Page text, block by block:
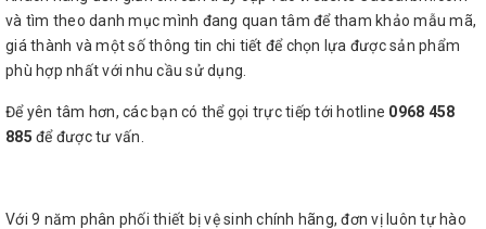
và tìm theo danh mục mình đang quan tâm để tham khảo mẫu mã,
giá thành và một số thông tin chi tiết để chọn lựa được sản phẩm
phù hợp nhất với nhu cầu sử dụng.
Để yên tâm hơn, các bạn có thể gọi trực tiếp tới hotline 0968 458
885 để được tư vấn.
Với 9 năm phân phối thiết bị vệ sinh chính hãng, đơn vị luôn tự hào